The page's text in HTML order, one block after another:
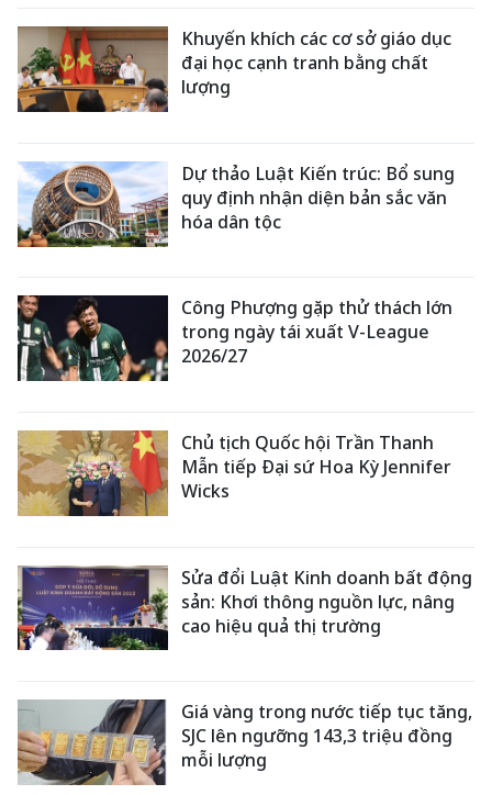
Khuyến khích các cơ sở giáo dục
đại học cạnh tranh bằng chất
lượng
Dự thảo Luật Kiến trúc: Bổ sung
quy định nhận diện bản sắc văn
hóa dân tộc
Công Phượng gặp thử thách lớn
trong ngày tái xuất V-League
2026/27
Chủ tịch Quốc hội Trần Thanh
Mẫn tiếp Đại sứ Hoa Kỳ Jennifer
Wicks
Sửa đổi Luật Kinh doanh bất động
sản: Khơi thông nguồn lực, nâng
cao hiệu quả thị trường
Giá vàng trong nước tiếp tục tăng,
SJC lên ngưỡng 143,3 triệu đồng
mỗi lượng